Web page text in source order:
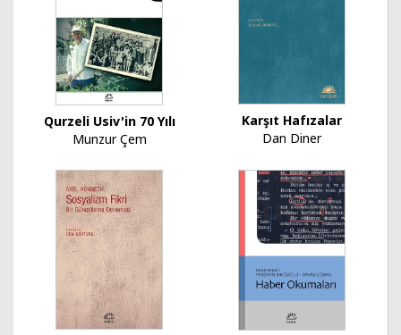
Qurzeli Usiv'in 70 Yılı
Munzur Çem
Karşıt Hafızalar
Dan Diner